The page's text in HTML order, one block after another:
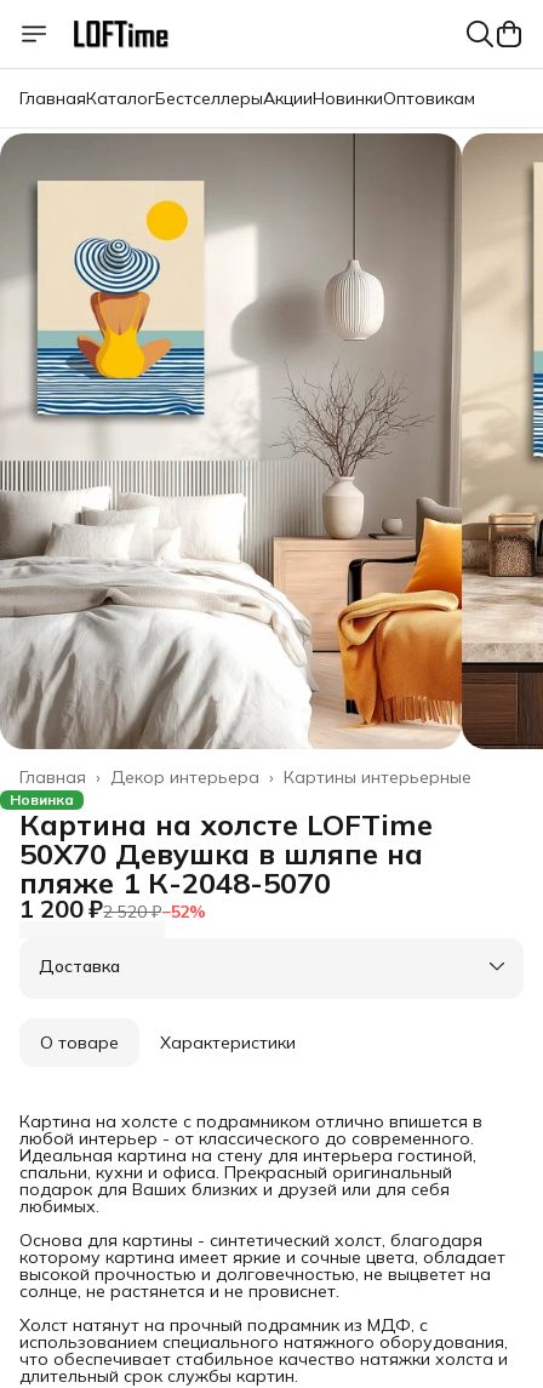
ГлавнаяКаталогБестселлерыАкцииНовинкиОптовикам
Картины интерьерные
Декор интерьера ›
Главная ›
Новинка
Картина на холсте LOFTime
50Х70 Девушка в шляпе на
пляже 1 К-2048-5070
1 200 ₽2 520 ₽−52%
Доставка
О товаре Характеристики
Картина на холсте с подрамником отлично впишется в
любой интерьер - от классического до современного.
Идеальная картина на стену для интерьера гостиной,
спальни, кухни и офиса. Прекрасный оригинальный
подарок для Ваших близких и друзей или для себя
любимых.
Основа для картины - синтетический холст, благодаря
которому картина имеет яркие и сочные цвета, обладает
высокой прочностью и долговечностью, не выцветет на
солнце, не растянется и не провиснет.
Холст натянут на прочный подрамник из МДФ, с
использованием специального натяжного оборудования,
что обеспечивает стабильное качество натяжки холста и
длительный срок службы картин.